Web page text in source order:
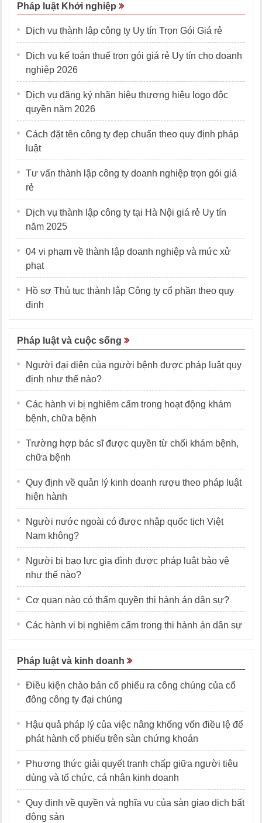
Pháp luật Khởi nghiệp
Dịch vụ thành lập công ty Uy tín Trọn Gói Giá rẻ
Dịch vụ kế toán thuế trọn gói giá rẻ Uy tín cho doanh
nghiệp 2026
Dịch vụ đăng ký nhãn hiệu thương hiệu logo độc
quyền năm 2026
Cách đặt tên công ty đẹp chuẩn theo quy định pháp
luật
Tư vấn thành lập công ty doanh nghiệp trọn gói giá
rẻ
Dịch vụ thành lập công ty tại Hà Nội giá rẻ Uy tín
năm 2025
04 vi phạm về thành lập doanh nghiệp và mức xử
phạt
Hồ sơ Thủ tục thành lập Công ty cổ phần theo quy
định
Pháp luật và cuộc sống
Người đại diện của người bệnh được pháp luật quy
định như thế nào?
Các hành vi bị nghiêm cấm trong hoạt động khám
bệnh, chữa bệnh
Trường hợp bác sĩ được quyền từ chối khám bệnh,
chữa bệnh
Quy định về quản lý kinh doanh rượu theo pháp luật
hiện hành
Người nước ngoài có được nhập quốc tịch Việt
Nam không?
Người bị bạo lực gia đình được pháp luật bảo vệ
như thế nào?
Cơ quan nào có thẩm quyền thi hành án dân sự?
Các hành vi bị nghiêm cấm trong thi hành án dân sự
Pháp luật và kinh doanh
Điều kiện chào bán cổ phiếu ra công chúng của cổ
đông công ty đại chúng
Hậu quả pháp lý của việc nâng khống vốn điều lệ để
phát hành cổ phiếu trên sàn chứng khoán
Phương thức giải quyết tranh chấp giữa người tiêu
dùng và tổ chức, cá nhân kinh doanh
Quy định về quyền và nghĩa vụ của sàn giao dịch bất
động sản